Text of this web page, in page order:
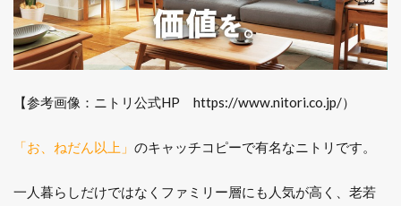
【参考画像：ニトリ公式HP https://www.nitori.co.jp/）
「お、ねだん以上」 のキャッチコピーで有名なニトリです。
一人暮らしだけではなくファミリー層にも人気が高く、老若